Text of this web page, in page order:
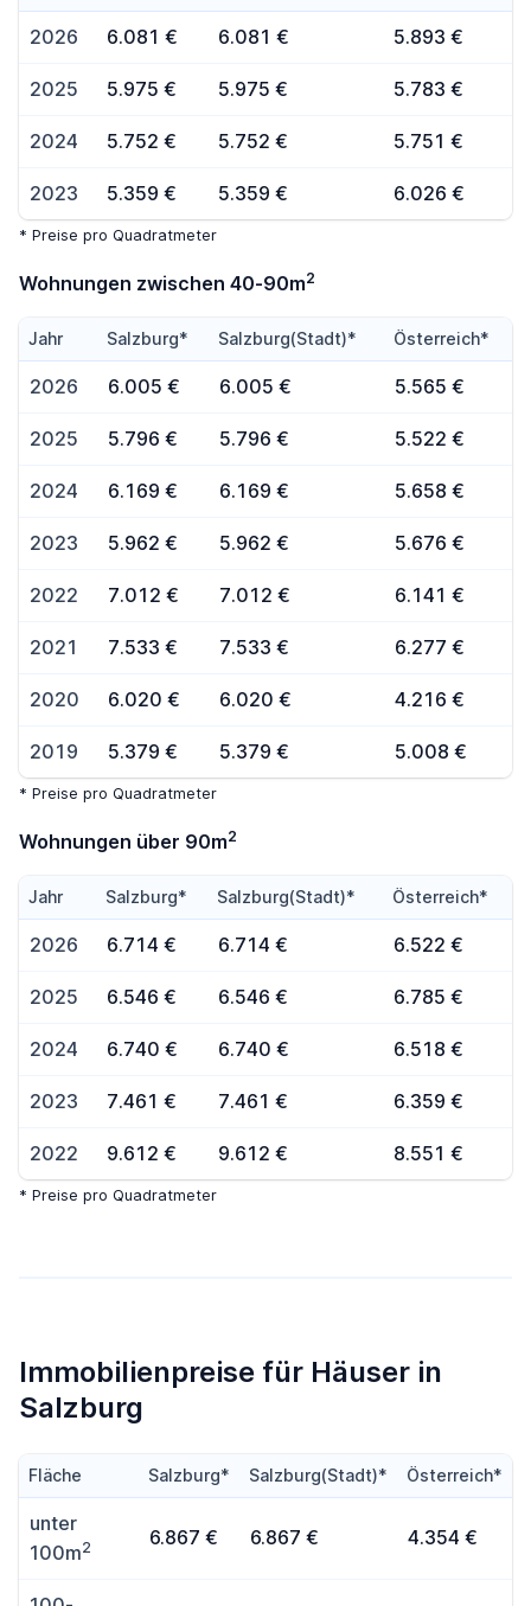
2026 6.081 € 6.081 € 5.893 €
2025 5.975 € 5.975 € 5.783 €
2024 5.752 € 5.752 € 5.751 €
2023 5.359 € 5.359 € 6.026 €
* Preise pro Quadratmeter
Wohnungen zwischen 40-90m2
Jahr Salzburg* Salzburg(Stadt)* Österreich*
2026 6.005 € 6.005 € 5.565 €
2025 5.796 € 5.796 € 5.522 €
2024 6.169 € 6.169 € 5.658 €
2023 5.962 € 5.962 € 5.676 €
2022 7.012 € 7.012 € 6.141 €
2021 7.533 € 7.533 € 6.277 €
2020 6.020 € 6.020 € 4.216 €
2019 5.379 € 5.379 € 5.008 €
* Preise pro Quadratmeter
Wohnungen über 90m2
Jahr Salzburg* Salzburg(Stadt)* Österreich*
2026 6.714 € 6.714 € 6.522 €
2025 6.546 € 6.546 € 6.785 €
2024 6.740 € 6.740 € 6.518 €
2023 7.461 € 7.461 € 6.359 €
2022 9.612 € 9.612 € 8.551 €
* Preise pro Quadratmeter
Immobilienpreise für Häuser in
Salzburg
Fläche Salzburg* Salzburg(Stadt)* Österreich*
unter
100m2 6.867 € 6.867 € 4.354 €